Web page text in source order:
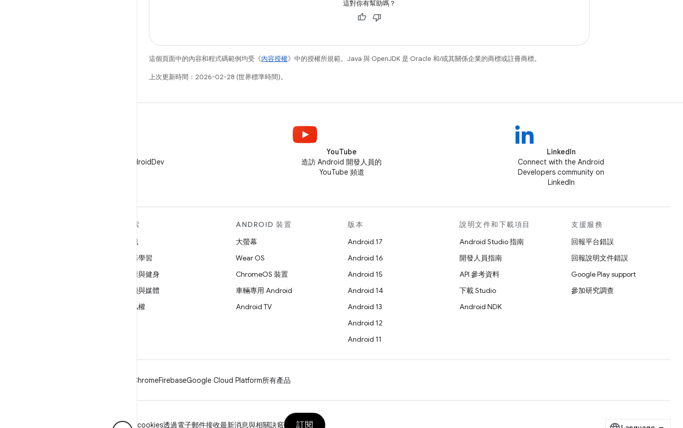
這對你有幫助嗎？
這個頁面中的內容和程式碼範例均受《內容授權》中的授權所規範。Java 與 OpenJDK 是 Oracle 和/或其關係企業的商標或註冊商標。
上次更新時間：2026-02-28 (世界標準時間)。
在 X 中追蹤 @AndroidDev
YouTube
造訪 Android 開發人員的
YouTube 頻道
LinkedIn
Connect with the Android
Developers community on
LinkedIn
探索
遊戲
機器學習
健康與健身
相機與媒體
隱私權
ANDROID 裝置
大螢幕
Wear OS
ChromeOS 裝置
車輛專用 Android
Android TV
版本
Android 17
Android 16
Android 15
Android 14
Android 13
Android 12
Android 11
說明文件和下載項目
Android Studio 指南
開發人員指南
API 參考資料
下載 Studio
Android NDK
支援服務
回報平台錯誤
回報說明文件錯誤
Google Play support
參加研究調查
ChromeFirebaseGoogle Cloud Platform所有產品
Manage cookies透過電子郵件接收最新消息與相關訣竅 訂閱